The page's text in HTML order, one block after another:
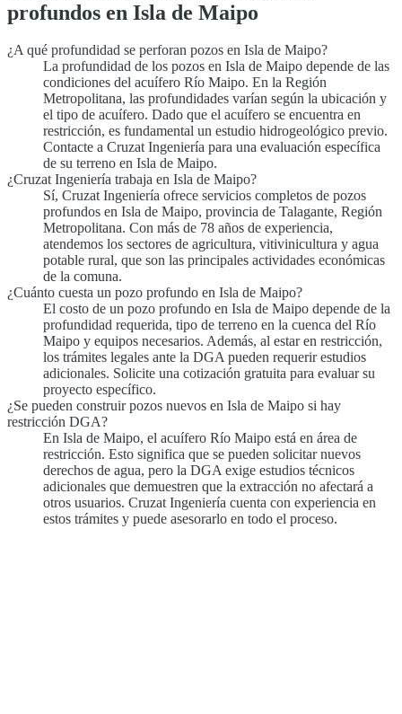
profundos en Isla de Maipo
¿A qué profundidad se perforan pozos en Isla de Maipo?
La profundidad de los pozos en Isla de Maipo depende de las
condiciones del acuífero Río Maipo. En la Región
Metropolitana, las profundidades varían según la ubicación y
el tipo de acuífero. Dado que el acuífero se encuentra en
restricción, es fundamental un estudio hidrogeológico previo.
Contacte a Cruzat Ingeniería para una evaluación específica
de su terreno en Isla de Maipo.
¿Cruzat Ingeniería trabaja en Isla de Maipo?
Sí, Cruzat Ingeniería ofrece servicios completos de pozos
profundos en Isla de Maipo, provincia de Talagante, Región
Metropolitana. Con más de 78 años de experiencia,
atendemos los sectores de agricultura, vitivinicultura y agua
potable rural, que son las principales actividades económicas
de la comuna.
¿Cuánto cuesta un pozo profundo en Isla de Maipo?
El costo de un pozo profundo en Isla de Maipo depende de la
profundidad requerida, tipo de terreno en la cuenca del Río
Maipo y equipos necesarios. Además, al estar en restricción,
los trámites legales ante la DGA pueden requerir estudios
adicionales. Solicite una cotización gratuita para evaluar su
proyecto específico.
¿Se pueden construir pozos nuevos en Isla de Maipo si hay
restricción DGA?
En Isla de Maipo, el acuífero Río Maipo está en área de
restricción. Esto significa que se pueden solicitar nuevos
derechos de agua, pero la DGA exige estudios técnicos
adicionales que demuestren que la extracción no afectará a
otros usuarios. Cruzat Ingeniería cuenta con experiencia en
estos trámites y puede asesorarlo en todo el proceso.